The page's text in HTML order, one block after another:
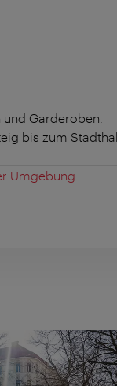
Garderoben.
bis zum
Umgebung